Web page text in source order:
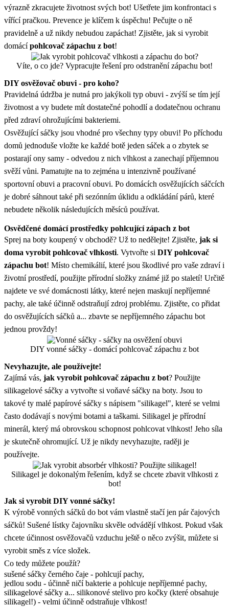
výrazně zkracujete životnost svých bot! Ušetřete jim konfrontaci s
vířící pračkou. Prevence je klíčem k úspěchu! Pečujte o ně
pravidelně a už nikdy nebudou zapáchat! Zjistěte, jak si vyrobit
domácípohlcovač zápachu z bot!
Víte, o co jde? Vypracujte řešení pro odstranění zápachu bot!
DIY osvěžovač obuvi - pro koho?
Pravidelná údržba je nutná pro jakýkoli typ obuvi - zvýší se tím její
životnost a vy budete mít dostatečné pohodlí a dodatečnou ochranu
před zdraví ohrožujícími bakteriemi.
Osvěžující sáčky jsou vhodné pro všechny typy obuvi! Po příchodu
domů jednoduše vložte ke každé botě jeden sáček a o zbytek se
postarají ony samy - odvedou z nich vlhkost a zanechají příjemnou
svěží vůni. Pamatujte na to zejména u intenzivně používané
sportovní obuvi a pracovní obuvi. Po domácích osvěžujících sáčcích
je dobré sáhnout také při sezónním úklidu a odkládání párů, které
nebudete několik následujících měsíců používat.
Osvědčené domácí prostředky pohlcující zápach z bot
Sprej na boty koupený v obchodě? Už to nedělejte! Zjistěte, jak si
doma vyrobit pohlcovač vlhkosti. Vytvořte si DIY pohlcovač
zápachu bot! Místo chemikálií, které jsou škodlivé pro vaše zdraví i
životní prostředí, použijte přírodní složky známé již po staletí! Určitě
najdete ve své domácnosti látky, které nejen maskují nepříjemné
pachy, ale také účinně odstraňují zdroj problému. Zjistěte, co přidat
do osvěžujících sáčků a... zbavte se nepříjemného zápachu bot
jednou provždy!
DIY vonné sáčky - domácí pohlcovač zápachu z bot
Nevyhazujte, ale používejte!
Zajímá vás, jak vyrobit pohlcovač zápachu z bot? Použijte
silikagelové sáčky a vytvořte si voňavé sáčky na boty. Jsou to
takové ty malé papírové sáčky s nápisem "silikagel", které se velmi
často dodávají s novými botami a taškami. Silikagel je přírodní
minerál, který má obrovskou schopnost pohlcovat vlhkost! Jeho síla
je skutečně ohromující. Už je nikdy nevyhazujte, raději je
používejte.
Silikagel je dokonalým řešením, když se chcete zbavit vlhkosti z
bot!
Jak si vyrobit DIY vonné sáčky!
K výrobě vonných sáčků do bot vám vlastně stačí jen pár čajových
sáčků! Sušené lístky čajovníku skvěle odvádějí vlhkost. Pokud však
chcete účinnost osvěžovačů vzduchu ještě o něco zvýšit, můžete si
vyrobit směs z více složek.
Co tedy můžete použít?
sušené sáčky černého čaje - pohlcují pachy,
jedlou sodu - účinně ničí bakterie a pohlcuje nepříjemné pachy,
silikagelové sáčky a... silikonové stelivo pro kočky (které obsahuje
silikagel!) - velmi účinně odstraňuje vlhkost!